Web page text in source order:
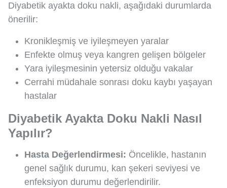
Diyabetik ayakta doku nakli, aşağıdaki durumlarda
önerilir:
Kronikleşmiş ve iyileşmeyen yaralar
Enfekte olmuş veya kangren gelişen bölgeler
Yara iyileşmesinin yetersiz olduğu vakalar
Cerrahi müdahale sonrası doku kaybı yaşayan
hastalar
Diyabetik Ayakta Doku Nakli Nasıl
Yapılır?
Hasta Değerlendirmesi: Öncelikle, hastanın
genel sağlık durumu, kan şekeri seviyesi ve
enfeksiyon durumu değerlendirilir.